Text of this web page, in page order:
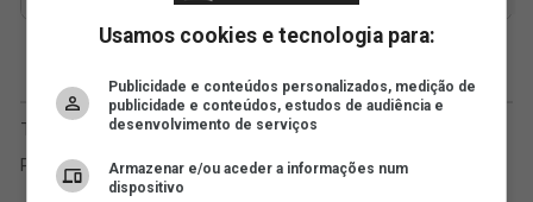
Usamos cookies e tecnologia para:
Publicidade e conteúdos personalizados, medição de
publicidade e conteúdos, estudos de audiência e
desenvolvimento de serviços
Armazenar e/ou aceder a informações num
dispositivo